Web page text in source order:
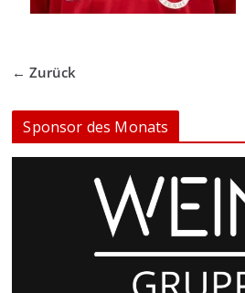
← Zurück
Sponsor des Monats